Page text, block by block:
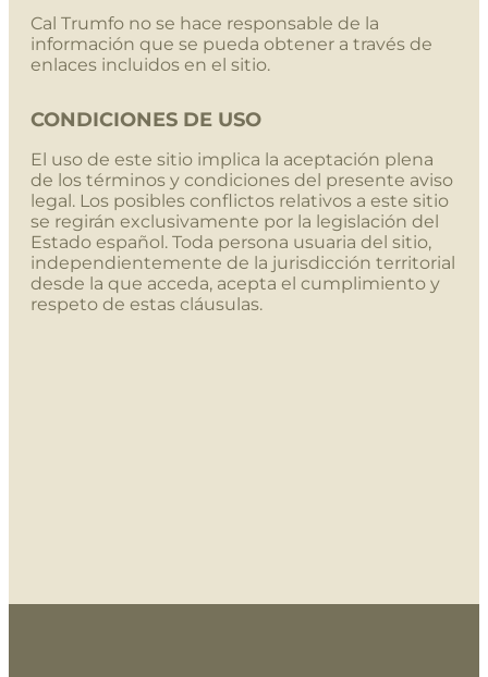
Cal Trumfo no se hace responsable de la
información que se pueda obtener a través de
enlaces incluidos en el sitio.
CONDICIONES DE USO
El uso de este sitio implica la aceptación plena
de los términos y condiciones del presente aviso
legal. Los posibles conflictos relativos a este sitio
se regirán exclusivamente por la legislación del
Estado español. Toda persona usuaria del sitio,
independientemente de la jurisdicción territorial
desde la que acceda, acepta el cumplimiento y
respeto de estas cláusulas.